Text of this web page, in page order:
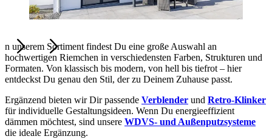
n unserem Sortiment findest Du eine große Auswahl an
hochwertigen Riemchen in verschiedensten Farben, Strukturen und
Formaten. Von klassisch bis modern, von hell bis tiefrot – hier
entdeckst Du genau den Stil, der zu Deinem Zuhause passt.
Ergänzend bieten wir Dir passende Verblender und Retro-Klinker
für individuelle Gestaltungsideen. Wenn Du energieeffizient
dämmen möchtest, sind unsere WDVS- und Außenputzsysteme
die ideale Ergänzung.